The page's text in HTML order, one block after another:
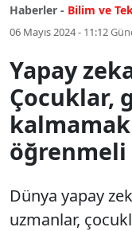
Haberler - Bilim ve
06 Mayıs 2024 - 11:12
Yapay
Çocuklar,
öğrenmeli
Dünya yapay
uzmanlar,